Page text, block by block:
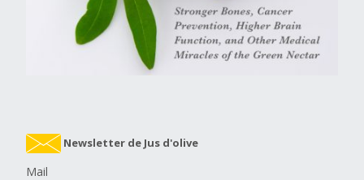
Newsletter de Jus d'olive
Mail